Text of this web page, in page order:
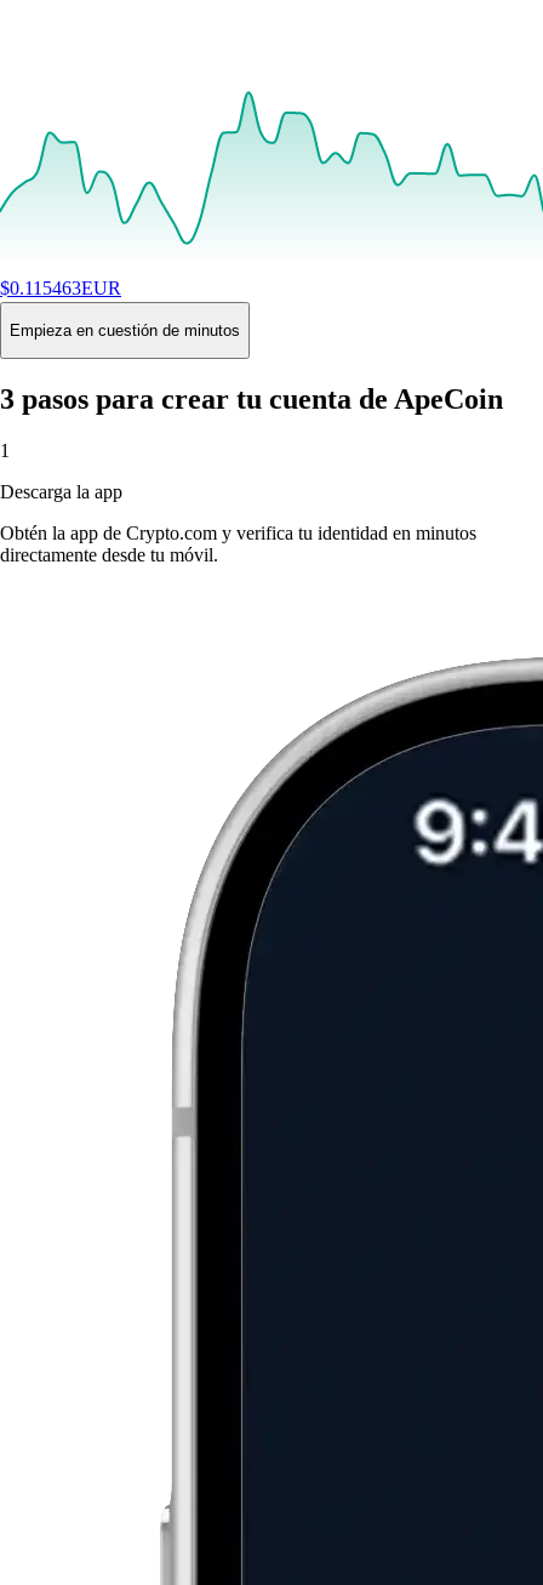
$0.115463EUR
+0.96%24H
Buy
Empieza en cuestión de minutos
3 pasos para crear tu cuenta de ApeCoin
1
Descarga la app
Obtén la app de Crypto.com y verifica tu identidad en minutos
directamente desde tu móvil.